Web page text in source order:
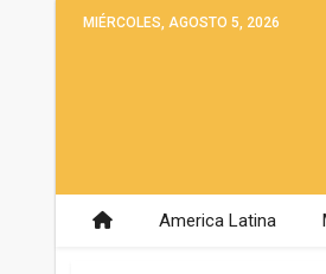
MIÉRCOLES, AGOSTO 5, 2026
America Latina